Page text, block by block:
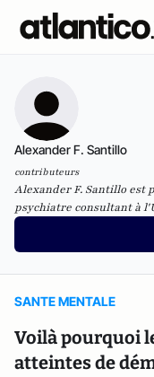
Alexander F. Santillo
contributeurs
Alexander F. Santillo est
psychiatre consultant à
SANTE MENTALE
Voilà pourquoi
atteintes de